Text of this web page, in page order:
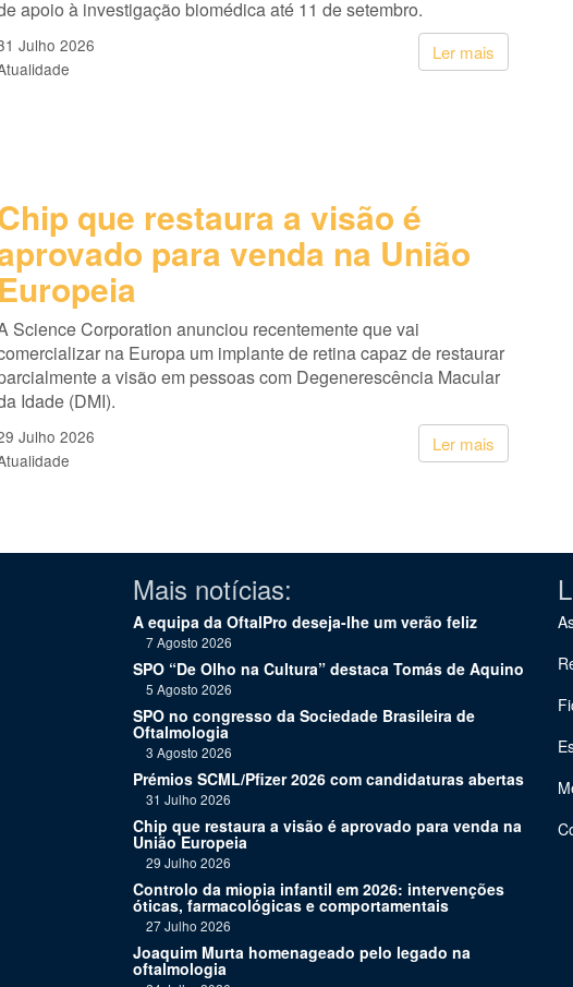
apoio à investigação biomédica até 11 de setembro.
Ler mais
Julho 2026
que restaura a visão é
para venda na União
Europeia
Science Corporation anunciou recentemente que vai
na Europa um implante de retina capaz de restaurar
a visão em pessoas com Degenerescência Macular
Idade (DMI).
Ler mais
Julho 2026
Mais notícias:
A equipa da OftalPro deseja-lhe um verão feliz
7 Agosto 2026
SPO “De Olho na Cultura” destaca Tomás de Aquino
5 Agosto 2026
SPO no congresso da Sociedade Brasileira de
Oftalmologia
3 Agosto 2026
Prémios SCML/Pfizer 2026 com candidaturas abertas
31 Julho 2026
Chip que restaura a visão é aprovado para venda na
União Europeia
29 Julho 2026
Controlo da miopia infantil em 2026: intervenções
óticas, farmacológicas e comportamentais
27 Julho 2026
Joaquim Murta homenageado pelo legado na
oftalmologia